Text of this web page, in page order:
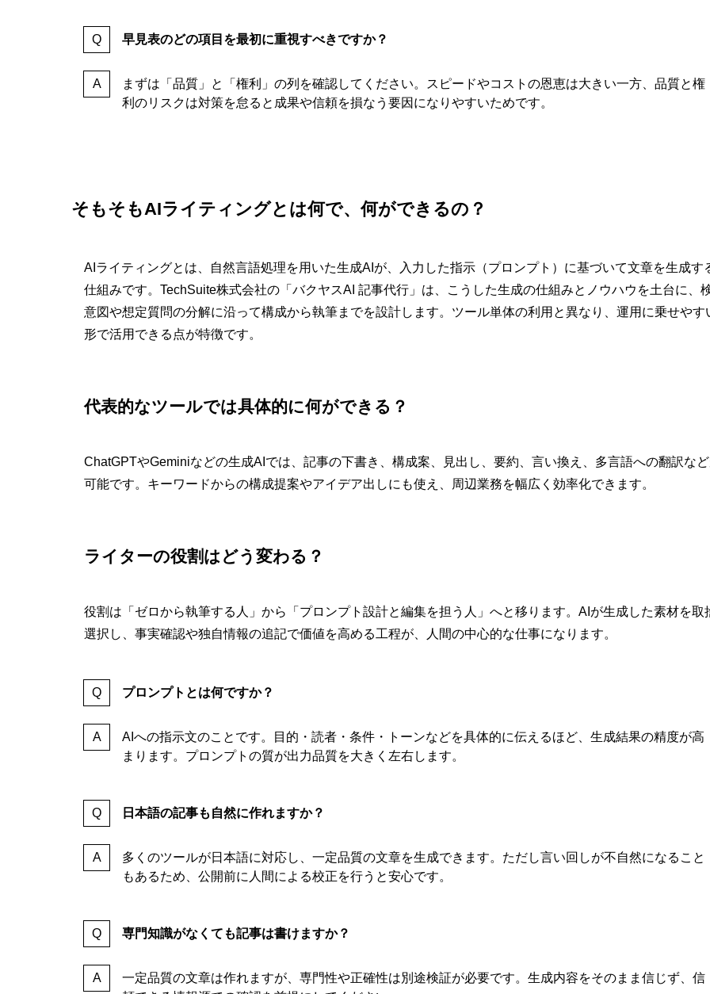
早見表のどの項目を最初に重視すべきですか？
まずは「品質」と「権利」の列を確認してください。スピードやコストの恩恵は大きい一方、品質と権
利のリスクは対策を怠ると成果や信頼を損なう要因になりやすいためです。
そもそもAIライティングとは何で、何ができるの？
AIライティングとは、自然言語処理を用いた生成AIが、入力した指示（プロンプト）に基づいて文章を生成す
仕組みです。TechSuite株式会社の「バクヤスAI 記事代行」は、こうした生成の仕組みとノウハウを土台に、
意図や想定質問の分解に沿って構成から執筆までを設計します。ツール単体の利用と異なり、運用に乗せやす
形で活用できる点が特徴です。
代表的なツールでは具体的に何ができる？
ChatGPTやGeminiなどの生成AIでは、記事の下書き、構成案、見出し、要約、言い換え、多言語への翻訳な
可能です。キーワードからの構成提案やアイデア出しにも使え、周辺業務を幅広く効率化できます。
ライターの役割はどう変わる？
役割は「ゼロから執筆する人」から「プロンプト設計と編集を担う人」へと移ります。AIが生成した素材を取
選択し、事実確認や独自情報の追記で価値を高める工程が、人間の中心的な仕事になります。
プロンプトとは何ですか？
AIへの指示文のことです。目的・読者・条件・トーンなどを具体的に伝えるほど、生成結果の精度が高
まります。プロンプトの質が出力品質を大きく左右します。
日本語の記事も自然に作れますか？
多くのツールが日本語に対応し、一定品質の文章を生成できます。ただし言い回しが不自然になること
もあるため、公開前に人間による校正を行うと安心です。
専門知識がなくても記事は書けますか？
一定品質の文章は作れますが、専門性や正確性は別途検証が必要です。生成内容をそのまま信じず、信